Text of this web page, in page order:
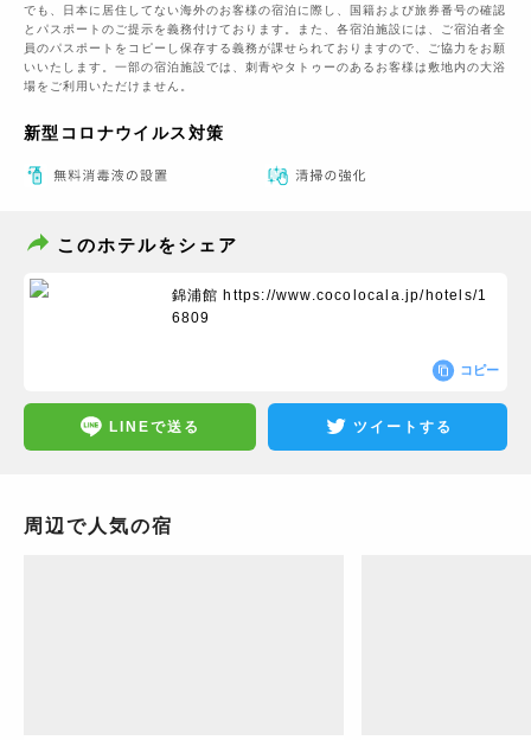
でも、日本に​居住してない海外のお客様の宿泊に際し、国籍および旅券番号の確認
とパスポートのご提示を義務付け​ております。また、各宿泊施設には、ご宿泊者全
員のパスポートをコピーし保存する義務が課せられておりますの​で、ご協力をお願
いいたします。一部の宿泊施設では、刺青やタトゥーのあるお客様は敷地内の大浴
場をご利用いただけません。
新型コロナウイルス対策
このホテルをシェア
錦浦館 https://www.cocolocala.jp/hotels/1
6809
コピー
LINEで送る ツイートする
周辺で人気の宿